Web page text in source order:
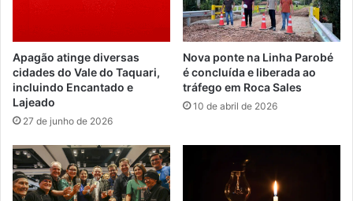
Apagão atinge diversas
cidades do Vale do Taquari,
incluindo Encantado e
Lajeado
27 de junho de 2026
Nova ponte na Linha Parobé
é concluída e liberada ao
tráfego em Roca Sales
10 de abril de 2026